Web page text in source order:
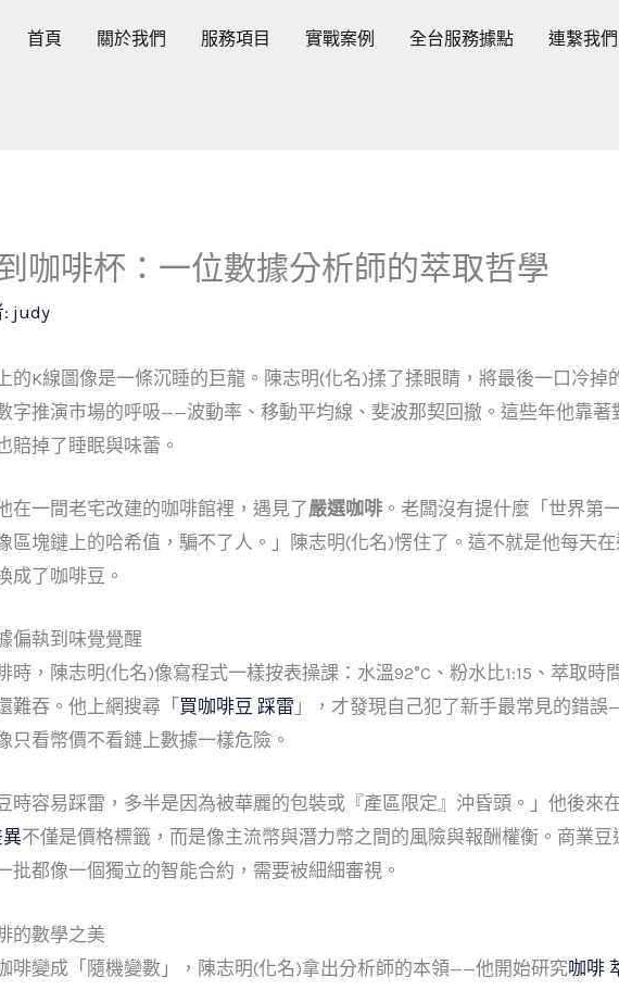
首頁 關於我們 服務項目 實戰案例 全台服務據點 連繫我們
咖啡杯：一位數據分析師的萃取哲學
judy
的K線圖像是一條沉睡的巨龍。陳志明(化名)揉了揉眼睛，將最後一口冷
字推演市場的呼吸——波動率、移動平均線、斐波那契回撤。這些年他靠
賠掉了睡眠與味蕾。
在一間老宅改建的咖啡館裡，遇見了嚴選咖啡 。老闆沒有提什麼「世界第
區塊鏈上的哈希值，騙不了人。」陳志明(化名)愣住了。這不就是他每天
成了咖啡豆。
偏執到味覺覺醒
時，陳志明(化名)像寫程式一樣按表操課：水溫92°C、粉水比1:15、萃取
難吞。他上網搜尋「 買咖啡豆 踩雷 」，才發現自己犯了新手最常見的錯
只看幣價不看鏈上數據一樣危險。
時容易踩雷，多半是因為被華麗的包裝或『產區限定』沖昏頭。」他後來
不僅是價格標籤，而是像主流幣與潛力幣之間的風險與報酬權衡。商業
批都像一個獨立的智能合約，需要被細細審視。
的數學之美
啡變成「隨機變數」，陳志明(化名)拿出分析師的本領——他開始研究咖啡